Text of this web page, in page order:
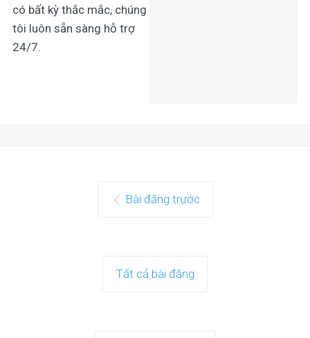
có bất kỳ thắc mắc, chúng
tôi luôn sẵn sàng hỗ trợ
24/7.
Bài đăng trước
Tất cả bài đăng